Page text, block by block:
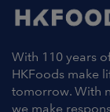
With 110 years
HKFoods make
tomorrow. With
we make